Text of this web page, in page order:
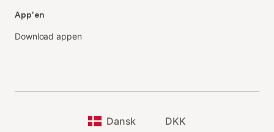
App'en
Download appen
Dansk DKK